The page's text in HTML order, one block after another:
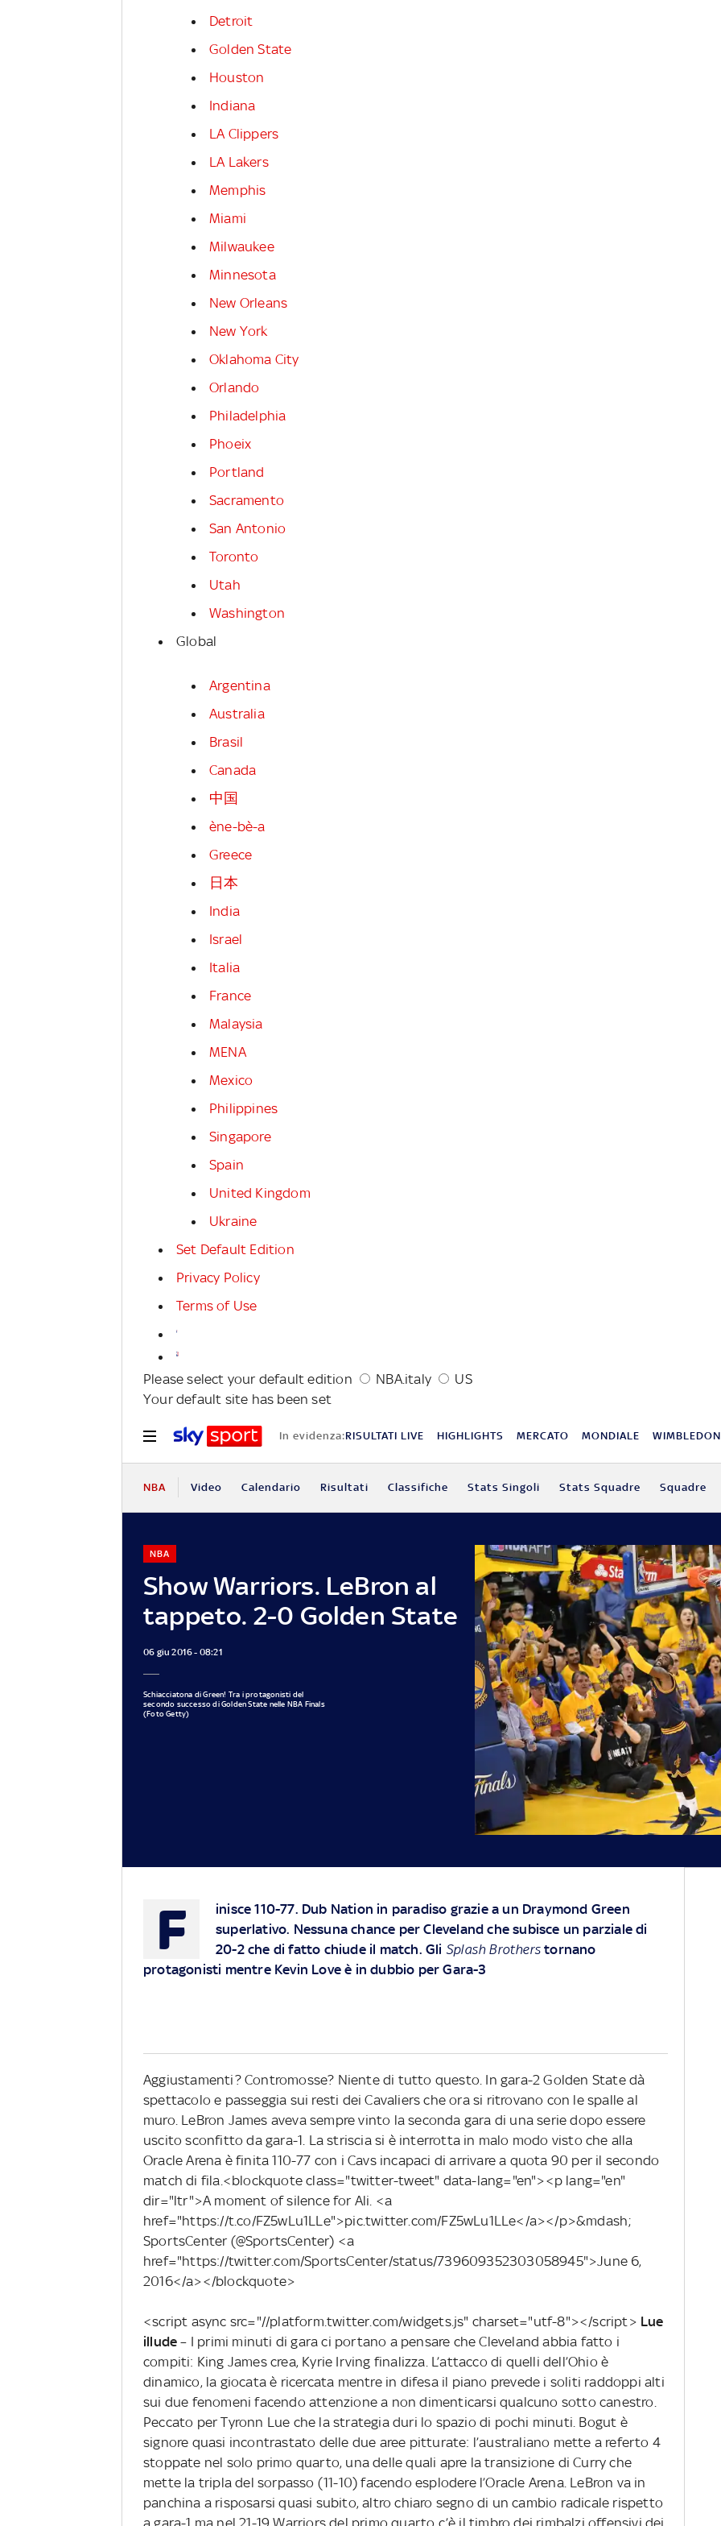
Detroit
Golden State
Houston
Indiana
LA Clippers
LA Lakers
Memphis
Miami
Milwaukee
Minnesota
New Orleans
New York
Oklahoma City
Orlando
Philadelphia
Phoeix
Portland
Sacramento
San Antonio
Toronto
Utah
Washington
Global
Argentina
Australia
Brasil
Canada
中国
ène-bè-a
Greece
日本
India
Israel
Italia
France
Malaysia
MENA
Mexico
Philippines
Singapore
Spain
United Kingdom
Ukraine
Set Default Edition
Privacy Policy
Terms of Use
Please select your default edition NBA.italy
US
Your default site has been set
In evidenza:RISULTATI LIVE HIGHLIGHTS MERCATO MONDIALE WIMBLEDON
NBA Video Calendario Risultati Classifiche Stats Singoli Stats Squadre Squadre
Show Warriors. LeBron al
tappeto. 2-0 Golden State
NBA
06 giu 2016 - 08:21
Schiacciatona di Green! Tra i protagonisti del
secondo successo di Golden State nelle NBA Finals
(Foto Getty)
F
inisce 110-77. Dub Nation in paradiso grazie a un Draymond Green
superlativo. Nessuna chance per Cleveland che subisce un parziale di
20-2 che di fatto chiude il match. Gli Splash Brotherstornano
protagonisti mentre Kevin Love è in dubbio per Gara-3
Aggiustamenti? Contromosse? Niente di tutto questo. In gara-2 Golden State dà
spettacolo e passeggia sui resti dei Cavaliers che ora si ritrovano con le spalle al
muro. LeBron James aveva sempre vinto la seconda gara di una serie dopo essere
uscito sconfitto da gara-1. La striscia si è interrotta in malo modo visto che alla
Oracle Arena è finita 110-77 con i Cavs incapaci di arrivare a quota 90 per il secondo
match di fila.<blockquote class="twitter-tweet" data-lang="en"><p lang="en"
dir="ltr">A moment of silence for Ali. <a
href="https://t.co/FZ5wLu1LLe">pic.twitter.com/FZ5wLu1LLe</a></p>&mdash;
SportsCenter (@SportsCenter) <a
href="https://twitter.com/SportsCenter/status/739609352303058945">June 6,
2016</a></blockquote>
<script async src="//platform.twitter.com/widgets.js" charset="utf-8"></script> Lue
illude – I primi minuti di gara ci portano a pensare che Cleveland abbia fatto i
compiti: King James crea, Kyrie Irving finalizza. L’attacco di quelli dell’Ohio è
dinamico, la giocata è ricercata mentre in difesa il piano prevede i soliti raddoppi alti
sui due fenomeni facendo attenzione a non dimenticarsi qualcuno sotto canestro.
Peccato per Tyronn Lue che la strategia duri lo spazio di pochi minuti. Bogut è
signore quasi incontrastato delle due aree pitturate: l’australiano mette a referto 4
stoppate nel solo primo quarto, una delle quali apre la transizione di Curry che
mette la tripla del sorpasso (11-10) facendo esplodere l’Oracle Arena. LeBron va in
panchina a risposarsi quasi subito, altro chiaro segno di un cambio radicale rispetto
a gara-1 ma nel 21-19 Warriors del primo quarto c’è il timbro dei rimbalzi offensivi dei